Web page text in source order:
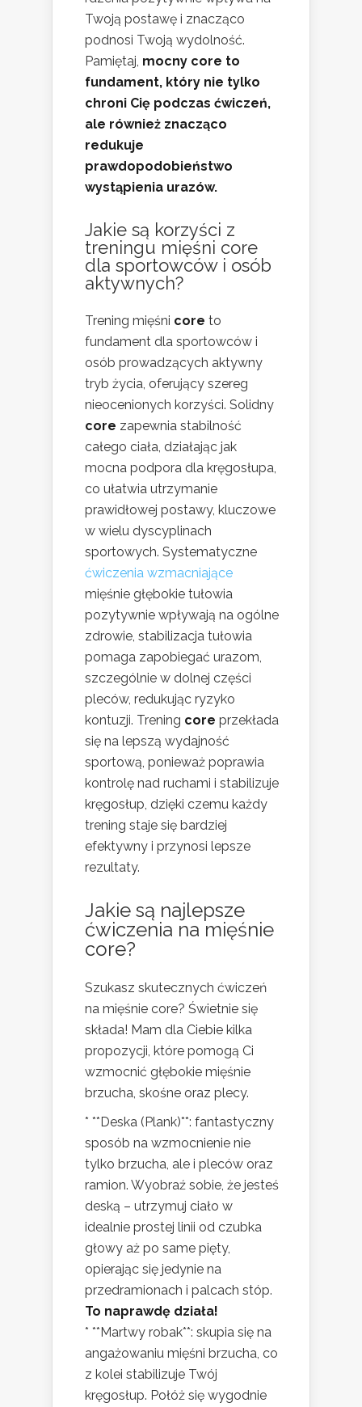
Twoją postawę i znacząco
podnosi Twoją wydolność.
Pamiętaj, mocny core to
fundament, który nie tylko
chroni Cię podczas ćwiczeń,
ale również znacząco
redukuje
prawdopodobieństwo
wystąpienia urazów.
Jakie są korzyści z
treningu mięśni core
dla sportowców i osób
aktywnych?
Trening mięśni core to
fundament dla sportowców i
osób prowadzących aktywny
tryb życia, oferujący szereg
nieocenionych korzyści. Solidny
core zapewnia stabilność
całego ciała, działając jak
mocna podpora dla kręgosłupa,
co ułatwia utrzymanie
prawidłowej postawy, kluczowe
w wielu dyscyplinach
sportowych. Systematyczne
ćwiczenia wzmacniające
mięśnie głębokie tułowia
pozytywnie wpływają na ogólne
zdrowie, stabilizacja tułowia
pomaga zapobiegać urazom,
szczególnie w dolnej części
pleców, redukując ryzyko
kontuzji. Trening core przekłada
się na lepszą wydajność
sportową, ponieważ poprawia
kontrolę nad ruchami i stabilizuje
kręgosłup, dzięki czemu każdy
trening staje się bardziej
efektywny i przynosi lepsze
rezultaty.
Jakie są najlepsze
ćwiczenia na mięśnie
core?
Szukasz skutecznych ćwiczeń
na mięśnie core? Świetnie się
składa! Mam dla Ciebie kilka
propozycji, które pomogą Ci
wzmocnić głębokie mięśnie
brzucha, skośne oraz plecy.
* **Deska (Plank)**: fantastyczny
sposób na wzmocnienie nie
tylko brzucha, ale i pleców oraz
ramion. Wyobraź sobie, że jesteś
deską – utrzymuj ciało w
idealnie prostej linii od czubka
głowy aż po same pięty,
opierając się jedynie na
przedramionach i palcach stóp.
To naprawdę działa!
* **Martwy robak**: skupia się na
angażowaniu mięśni brzucha, co
z kolei stabilizuje Twój
kręgosłup. Połóż się wygodnie